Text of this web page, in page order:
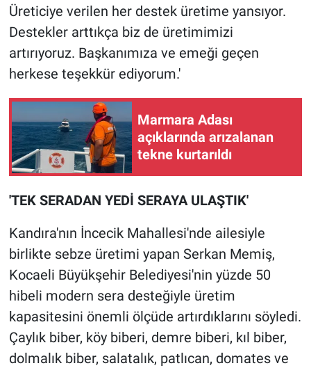
Üreticiye verilen her destek üretime yansıyor.
Destekler arttıkça biz de üretimimizi
artırıyoruz. Başkanımıza ve emeği geçen
herkese teşekkür ediyorum.'
Marmara Adası
açıklarında arızalanan
tekne kurtarıldı
'TEK SERADAN YEDİ SERAYA ULAŞTIK'
Kandıra'nın İncecik Mahallesi'nde ailesiyle
birlikte sebze üretimi yapan Serkan Memiş,
Kocaeli Büyükşehir Belediyesi'nin yüzde 50
hibeli modern sera desteğiyle üretim
kapasitesini önemli ölçüde artırdıklarını söyledi.
Çaylık biber, köy biberi, demre biberi, kıl biber,
dolmalık biber, salatalık, patlıcan, domates ve